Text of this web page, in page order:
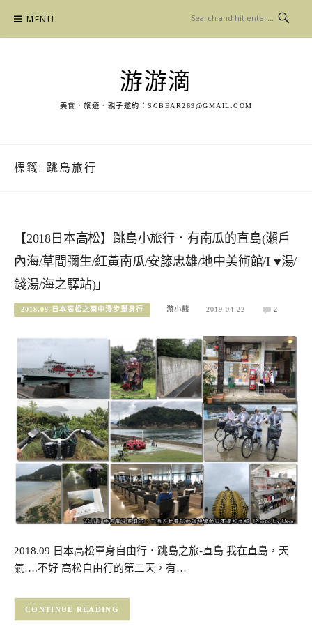
content
MENU
游游滴
美食．旅遊．親子邀約： SCBEAR269@GMAIL.COM
標籤: 跳島旅行
【2018日本高松】跳島小旅行．有南瓜的直島(瀨戶
內海/草間彌生/紅黃南瓜/安籐忠雄/地中美術館/I ♥湯/
錢湯/海之驛站)」
2018.09 日本高松之雨中漫步單身行 游小熊 2019-04-22 2
2018.09 日本高松單身自由行．跳島之旅-直島 我在直島，天
氣….不好 高松自由行的第二天，有…
CONTINUE READING